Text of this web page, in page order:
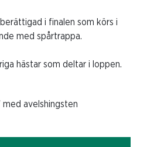
i finalen som körs i
med spårtrappa.
hästar som deltar i loppen.
avelshingsten